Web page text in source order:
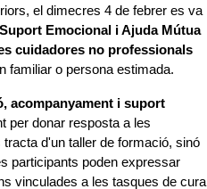
el dimecres 4 de febrer es va
Emocional i Ajuda Mútua
cuidadores no professionals
familiar o persona estimada.
acompanyament i suport
per donar resposta a les
d'un taller de formació, sinó
participants poden expressar
vinculades a les tasques de cura